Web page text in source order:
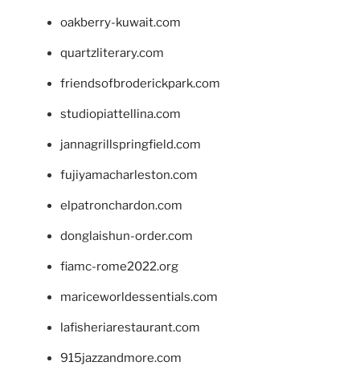
oakberry-kuwait.com
quartzliterary.com
friendsofbroderickpark.com
studiopiattellina.com
jannagrillspringfield.com
fujiyamacharleston.com
elpatronchardon.com
donglaishun-order.com
fiamc-rome2022.org
mariceworldessentials.com
lafisheriarestaurant.com
915jazzandmore.com